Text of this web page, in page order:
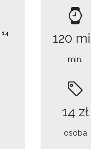
120
min.
14 zł
osoba